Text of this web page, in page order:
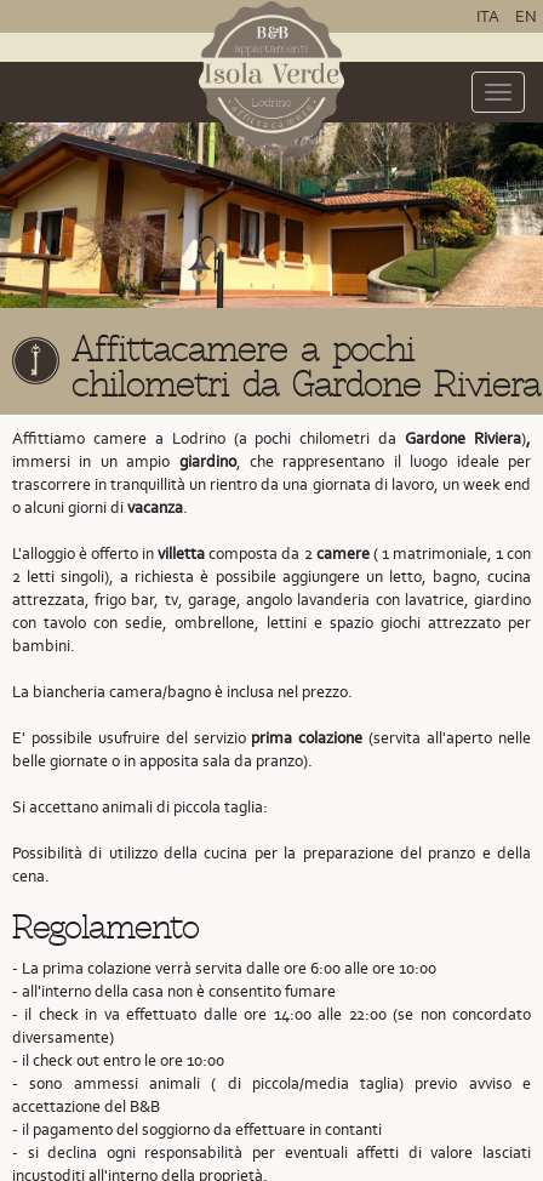
ITA EN
Toggle
Affittacamere a pochi
chilometri da Gardone Riviera
Affittiamo camere a Lodrino (a pochi chilometri daGardone Riviera),
immersi in un ampio giardino, che rappresentano il luogo ideale per
trascorrere in tranquillità un rientro da una giornata di lavoro, un week end
o alcuni giorni divacanza.
L'alloggio è offerto invillettacomposta da 2camere( 1 matrimoniale, 1 con
2 letti singoli), a richiesta è possibile aggiungere un letto, bagno, cucina
attrezzata, frigo bar, tv, garage, angolo lavanderia con lavatrice, giardino
con tavolo con sedie, ombrellone, lettini e spazio giochi attrezzato per
bambini.
La biancheria camera/bagno è inclusa nel prezzo.
E' possibile usufruire del servizio prima colazione (servita all'aperto nelle
belle giornate o in apposita sala da pranzo).
Si accettano animali di piccola taglia:
Possibilità di utilizzo della cucina per la preparazione del pranzo e della
cena.
Regolamento
- La prima colazione verrà servita dalle ore 6:00 alle ore 10:00
- all'interno della casa non è consentito fumare
- il check in va effettuato dalle ore 14:00 alle 22:00 (se non concordato
diversamente)
- il check out entro le ore 10:00
- sono ammessi animali ( di piccola/media taglia) previo avviso e
accettazione del B&B
- il pagamento del soggiorno da effettuare in contanti
- si declina ogni responsabilità per eventuali affetti di valore lasciati
incustoditi all'interno della proprietà.